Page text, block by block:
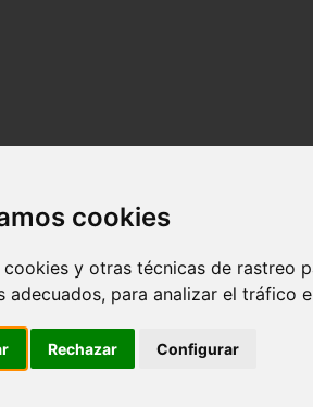
cookies
cookies y otras técnicas de rastreo
adecuados, para analizar el tráfico
Rechazar Configurar